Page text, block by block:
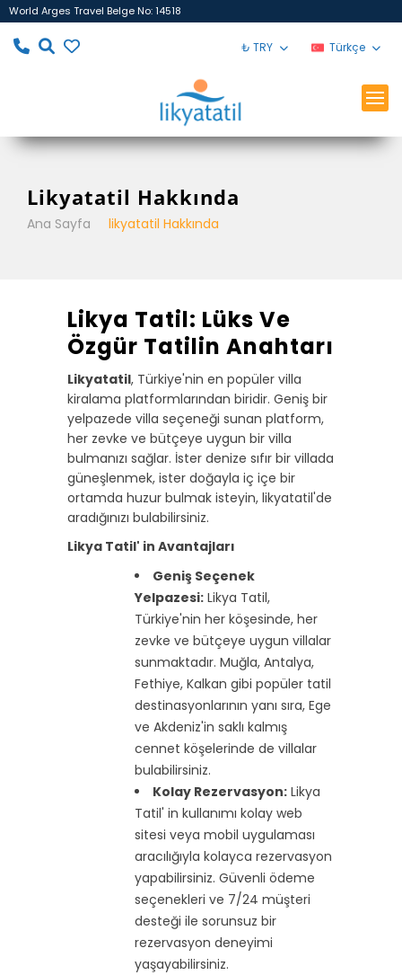
World Arges Travel Belge No: 14518
₺ TRY Türkçe
Likyatatil Hakkında
Ana Sayfa likyatatil Hakkında
Likya Tatil: Lüks Ve
Özgür Tatilin Anahtarı
Likyatatil, Türkiye'nin en popüler villa
kiralama platformlarından biridir. Geniş bir
yelpazede villa seçeneği sunan platform,
her zevke ve bütçeye uygun bir villa
bulmanızı sağlar. İster denize sıfır bir villada
güneşlenmek, ister doğayla iç içe bir
ortamda huzur bulmak isteyin, likyatatil'de
aradığınızı bulabilirsiniz.
Likya Tatil' in Avantajları
Geniş Seçenek
Yelpazesi: Likya Tatil,
Türkiye'nin her köşesinde, her
zevke ve bütçeye uygun villalar
sunmaktadır. Muğla, Antalya,
Fethiye, Kalkan gibi popüler tatil
destinasyonlarının yanı sıra, Ege
ve Akdeniz'in saklı kalmış
cennet köşelerinde de villalar
bulabilirsiniz.
Kolay Rezervasyon: Likya
Tatil' in kullanımı kolay web
sitesi veya mobil uygulaması
aracılığıyla kolayca rezervasyon
yapabilirsiniz. Güvenli ödeme
seçenekleri ve 7/24 müşteri
desteği ile sorunsuz bir
rezervasyon deneyimi
yaşayabilirsiniz.